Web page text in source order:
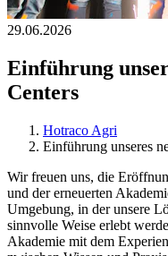
29.06.2026
Einführung
Centers
Hotraco Agri
Einführung unseres
Wir freuen uns, die
und der erneuerten
Umgebung, in der unsere
sinnvolle Weise erlebt
Akademie mit dem